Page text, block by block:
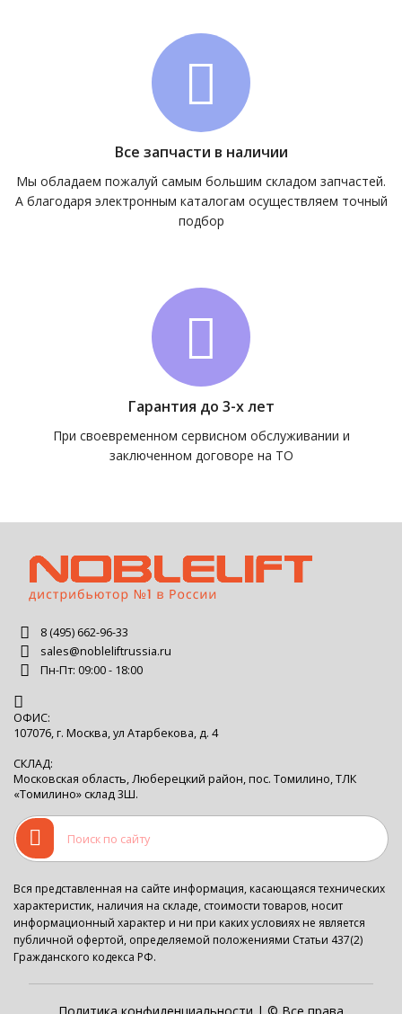
Все запчасти в наличии
Мы обладаем пожалуй самым большим складом запчастей.
А благодаря электронным каталогам осуществляем точный
подбор
Гарантия до 3-х лет
При своевременном сервисном обслуживании и
заключенном договоре на ТО
8 (495) 662-96-33
sales@nobleliftrussia.ru
Пн-Пт: 09:00 - 18:00
ОФИС:
107076, г. Москва, ул Атарбекова, д. 4
СКЛАД:
Московская область, Люберецкий район, пос. Томилино, ТЛК
«Томилино» склад 3Ш.
Вся представленная на сайте информация, касающаяся технических
характеристик, наличия на складе, стоимости товаров, носит
информационный характер и ни при каких условиях не является
публичной офертой, определяемой положениями Статьи 437(2)
Гражданского кодекса РФ.